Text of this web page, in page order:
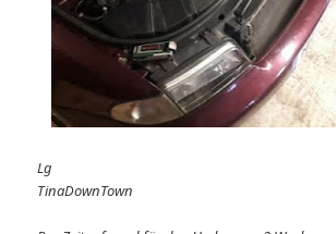
Lg
TinaDownTown